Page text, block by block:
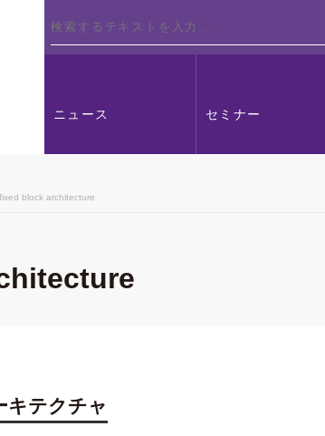
ニュース セミナー
block architecture
キテクチャ